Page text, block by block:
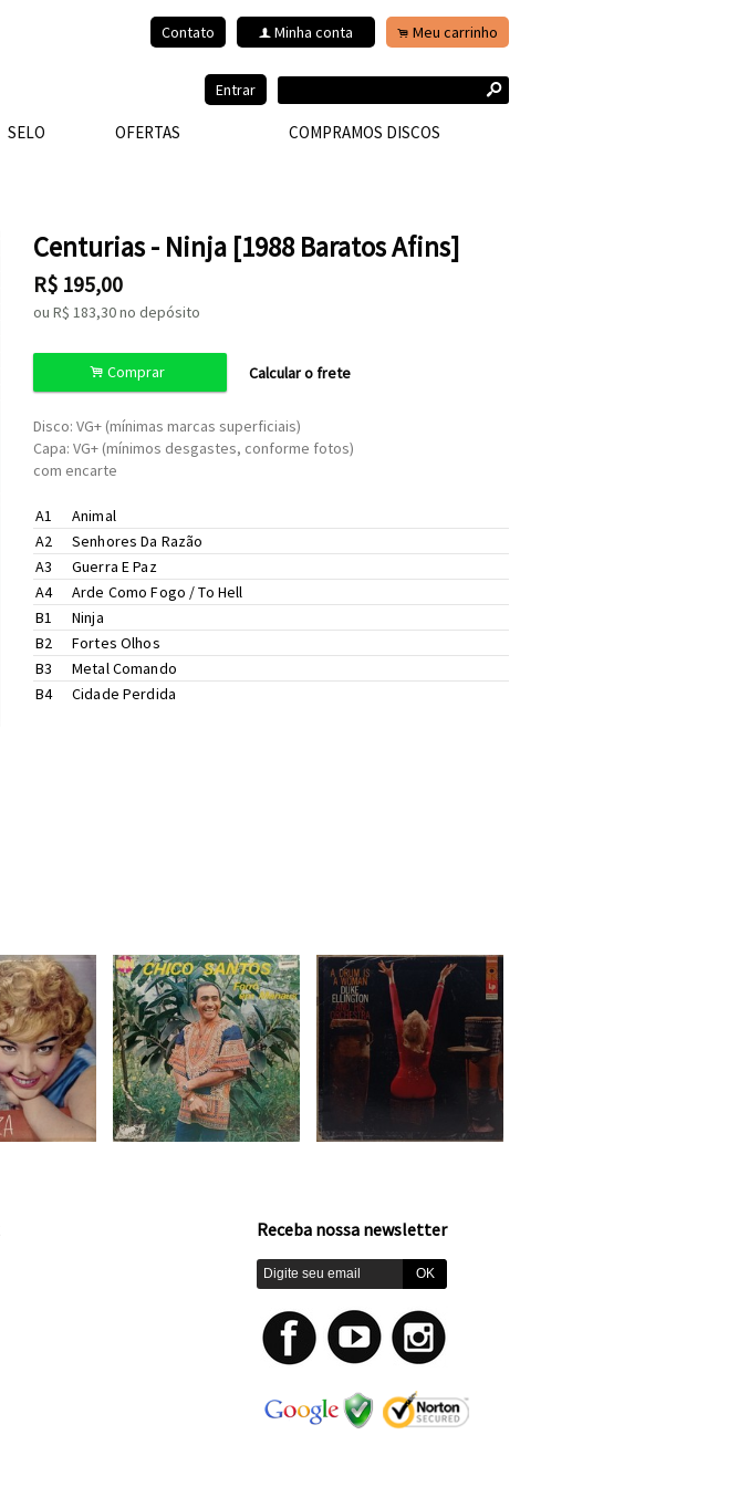
Contato f Minha conta . Meu carrinho
Entrar s
SELO OFERTAS COMPRAMOS DISCOS
Centurias - Ninja [1988 Baratos Afins]
R$ 195,00
ou R$ 183,30no depósito
. Comprar Calcular o frete
Disco: VG+ (mínimas marcas superficiais)
Capa: VG+ (mínimos desgastes, conforme fotos)
com encarte
A1
Animal
A2
Senhores Da Razão
A3
Guerra E Paz
A4
Arde Como Fogo / To Hell
B1
Ninja
B2
Fortes Olhos
B3
Metal Comando
B4
Cidade Perdida
Receba nossa newsletter